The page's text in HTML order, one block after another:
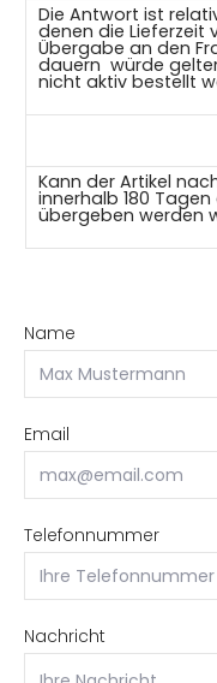
Die Antwort ist
denen die Lieferzeit
Übergabe an den
dauern würde
nicht aktiv bestellt
Kann der Artikel
innerhalb 180
übergeben werden
Name
Email
Telefonnummer
Nachricht